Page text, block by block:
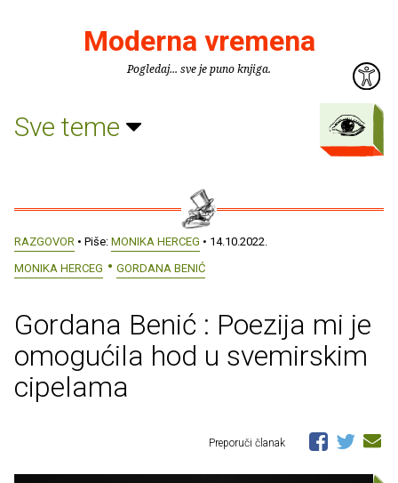
Moderna vremena
Pogledaj... sve je puno knjiga.
Sve teme
RAZGOVOR • Piše: MONIKA HERCEG • 14.10.2022.
MONIKA HERCEG
GORDANA BENIĆ
Gordana Benić : Poezija mi je
omogućila hod u svemirskim
cipelama
Preporuči članak